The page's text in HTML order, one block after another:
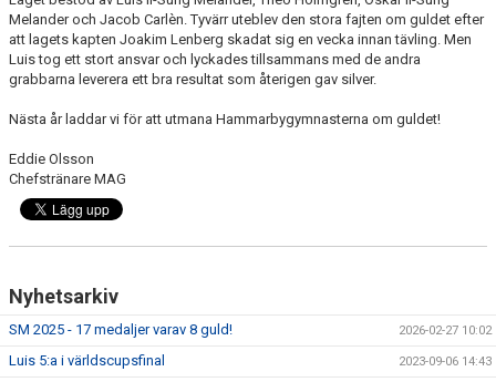
Melander och Jacob Carlèn. Tyvärr uteblev den stora fajten om guldet efter
att lagets kapten Joakim Lenberg skadat sig en vecka innan tävling. Men
Luis tog ett stort ansvar och lyckades tillsammans med de andra
grabbarna leverera ett bra resultat som återigen gav silver.
Nästa år laddar vi för att utmana Hammarbygymnasterna om guldet!
Eddie Olsson
Chefstränare MAG
Nyhetsarkiv
SM 2025 - 17 medaljer varav 8 guld! 2026-02-27 10:02
Luis 5:a i världscupsfinal 2023-09-06 14:43